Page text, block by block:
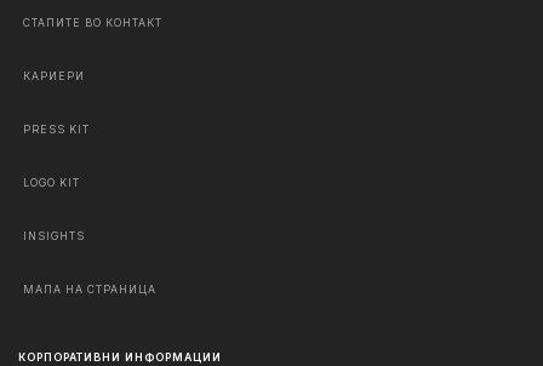
СТАПИТЕ ВО КОНТАКТ
КАРИЕРИ
PRESS KIT
LOGO KIT
INSIGHTS
МАПА НА СТРАНИЦА
КОРПОРАТИВНИ ИНФОРМАЦИИ